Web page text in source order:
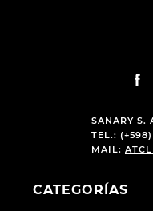
SANARY S.
TEL.: (+598)
MAIL:
CATEGORÍAS